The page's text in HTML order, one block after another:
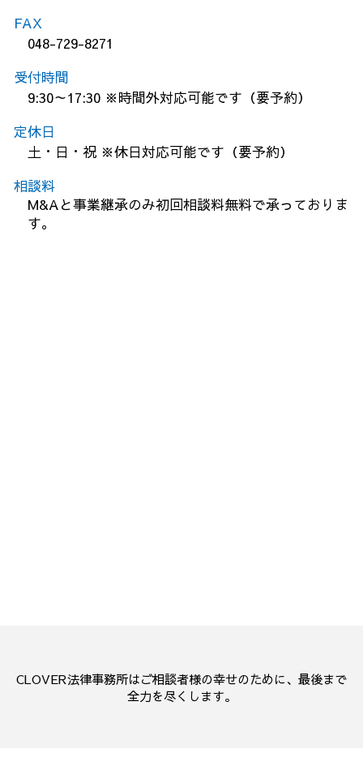
FAX
048-729-8271
受付時間
9:30～17:30 ※時間外対応可能です（要予約）
定休日
土・日・祝 ※休日対応可能です（要予約）
相談料
M&Aと事業継承のみ初回相談料無料で承っておりま
す。
CLOVER法律事務所はご相談者様の幸せのために、最後まで
全力を尽くします。